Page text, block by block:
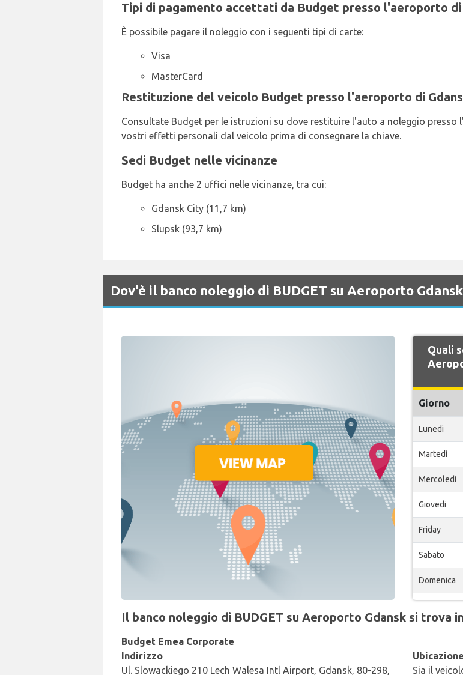
Tipi di pagamento accettati da Budget presso l'aeroporto di
È possibile pagare il noleggio con i seguenti tipi di carte:
Visa
MasterCard
Restituzione del veicolo Budget presso l'aeroporto di
Consultate Budget per le istruzioni su dove restituire l'auto a noleggio
vostri effetti personali dal veicolo prima di consegnare la chiave.
Sedi Budget nelle vicinanze
Budget ha anche 2 uffici nelle vicinanze, tra cui:
Gdansk City (11,7 km)
Slupsk (93,7 km)
Dov'è il banco noleggio di BUDGET su Aeroporto
Quali
Giorno
Lunedi
Martedì
Mercoledì
Giovedi
Friday
Sabato
Domenica
Il banco noleggio di BUDGET su Aeroporto Gdansk si trova
Budget Emea Corporate
Indirizzo
Ul. Slowackiego 210 Lech Walesa Intl Airport, Gdansk, 80-298,
Sia il